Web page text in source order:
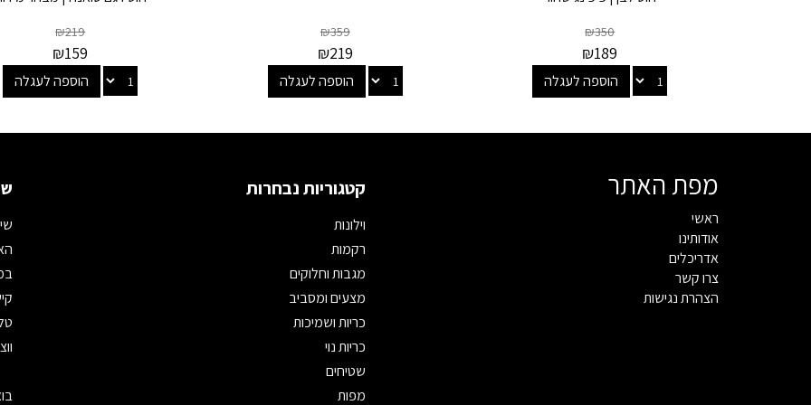
₪350
₪189
הוספה לעגלה
₪359
₪219
הוספה לעגלה
₪219
₪159
הוספה לעגלה
מפת האתר
ראשי
אודותינו
אדריכלים
צרו קשר
הצהרת נגישות
קטגוריות נבחרות
וילונות
רקמות
מגבות וחלוקים
מצעים ומסביב
כריות ושמיכות
כריות נוי
שטיחים
מפות